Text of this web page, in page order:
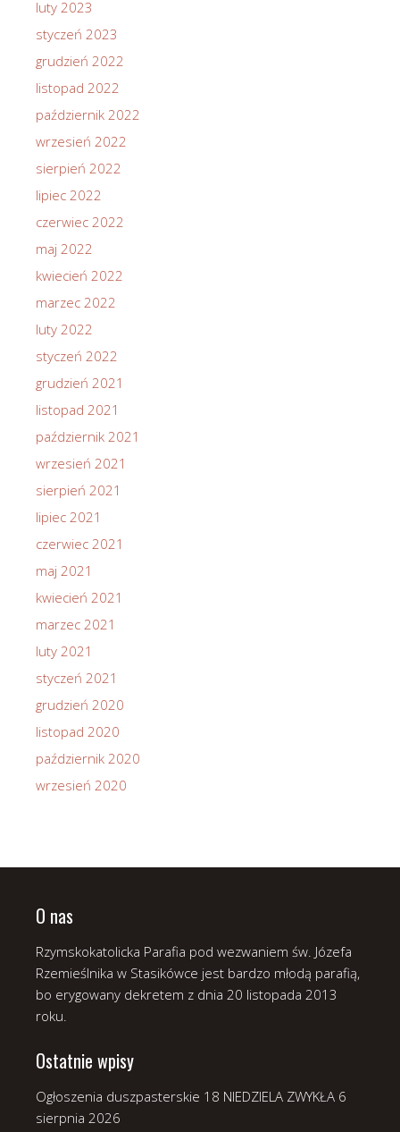
luty 2023
styczeń 2023
grudzień 2022
listopad 2022
październik 2022
wrzesień 2022
sierpień 2022
lipiec 2022
czerwiec 2022
maj 2022
kwiecień 2022
marzec 2022
luty 2022
styczeń 2022
grudzień 2021
listopad 2021
październik 2021
wrzesień 2021
sierpień 2021
lipiec 2021
czerwiec 2021
maj 2021
kwiecień 2021
marzec 2021
luty 2021
styczeń 2021
grudzień 2020
listopad 2020
październik 2020
wrzesień 2020
O nas
Rzymskokatolicka Parafia pod wezwaniem św. Józefa
Rzemieślnika w Stasikówce jest bardzo młodą parafią,
bo erygowany dekretem z dnia 20 listopada 2013
roku.
Ostatnie wpisy
Ogłoszenia duszpasterskie 18 NIEDZIELA ZWYKŁA 6
sierpnia 2026